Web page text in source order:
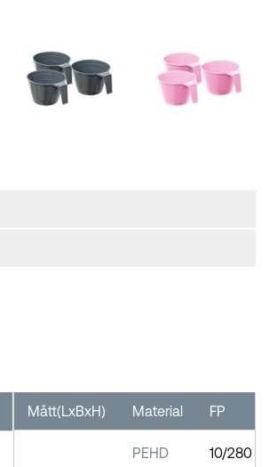
Mått(LxBxH) Material FP
PEHD 10/280